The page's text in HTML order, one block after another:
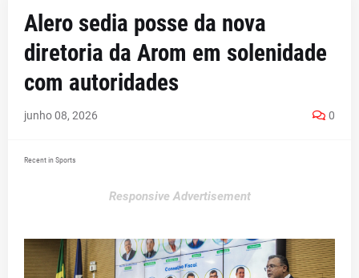
Alero sedia posse da nova
diretoria da Arom em solenidade
com autoridades
junho 08, 2026 0
Recent in Sports
Responsive Advertisement